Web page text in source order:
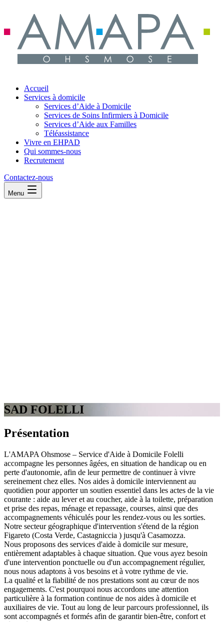
Accueil
Services à domicile
Services d’Aide à Domicile
Services de Soins Infirmiers à Domicile
Services d’Aide aux Familles
Téléassistance
Vivre en EHPAD
Qui sommes-nous
Recrutement
Contactez-nous
Menu
SAD FOLELLI
Présentation
L'AMAPA Ohsmose – Service d'Aide à Domicile Folelli
accompagne les personnes âgées, en situation de handicap ou en
perte d'autonomie, afin de leur permettre de continuer à vivre
sereinement chez elles. Nos aides à domicile interviennent au
quotidien pour apporter un soutien essentiel dans les actes de la vie
courante : aide au lever et au coucher, aide à la toilette, préparation
et prise des repas, ménage et repassage, courses, ainsi que des
accompagnements véhiculés pour les rendez-vous ou les sorties.
Notre secteur géographique d'intervention s'étend de la région
Figareto (Costa Verde, Castagniccia ) jusqu'à Casamozza.
Nous proposons des services d'aide à domicile sur mesure,
entièrement adaptables à chaque situation. Que vous ayez besoin
d'une intervention ponctuelle ou d'un accompagnement régulier,
nous nous adaptons à vos besoins et à votre rythme de vie.
La qualité et la fiabilité de nos prestations sont au cœur de nos
engagements. C'est pourquoi nous accordons une attention
particulière à la formation continue de nos aides à domicile et
auxiliaires de vie. Tout au long de leur parcours professionnel, ils
sont accompagnés et formés afin de garantir bien-être, confort et